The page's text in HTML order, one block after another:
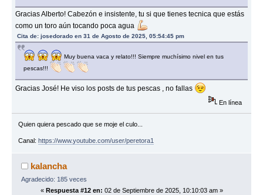
Gracias Alberto! Cabezón e insistente, tu si que tienes tecnica que estás
como un toro aún tocando poca agua
Cita de: josedorado en 31 de Agosto de 2025, 05:54:45 pm
Muy buena vaca y relato!!! Siempre muchísimo nivel en tus
pescas!!!
Gracias José! He viso los posts de tus pescas , no fallas
En línea
Quien quiera pescado que se moje el culo...
Canal: https://www.youtube.com/user/peretora1
kalancha
Agradecido: 185 veces
« Respuesta #12 en: 02 de Septiembre de 2025, 10:10:03 am »